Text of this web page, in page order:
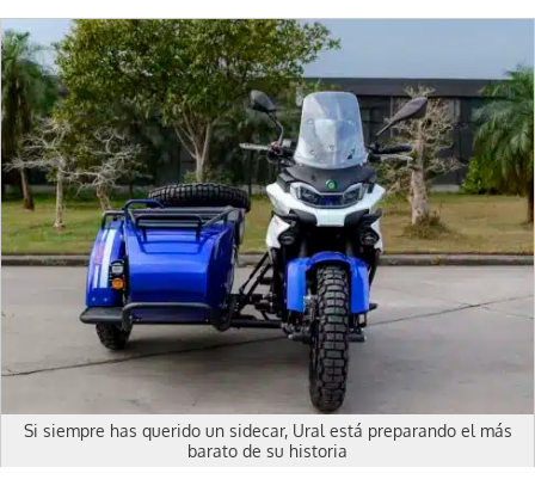
Si siempre has querido un sidecar, Ural está preparando el más
barato de su historia